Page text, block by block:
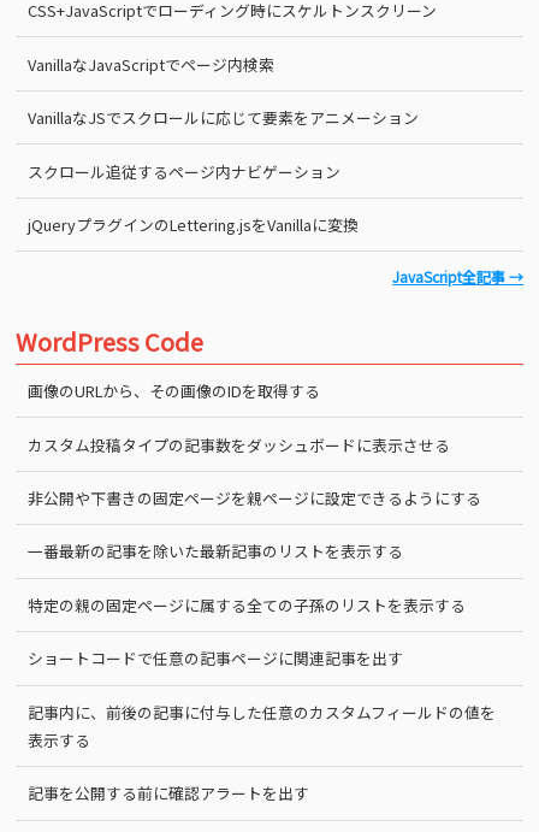
CSS+JavaScriptでローディング時にスケルトンスクリーン
VanillaなJavaScriptでページ内検索
VanillaなJSでスクロールに応じて要素をアニメーション
スクロール追従するページ内ナビゲーション
jQueryプラグインのLettering.jsをVanillaに変換
JavaScript全記事 →
WordPress Code
画像のURLから、その画像のIDを取得する
カスタム投稿タイプの記事数をダッシュボードに表示させる
非公開や下書きの固定ページを親ページに設定できるようにする
一番最新の記事を除いた最新記事のリストを表示する
特定の親の固定ページに属する全ての子孫のリストを表示する
ショートコードで任意の記事ページに関連記事を出す
記事内に、前後の記事に付与した任意のカスタムフィールドの値を
表示する
記事を公開する前に確認アラートを出す